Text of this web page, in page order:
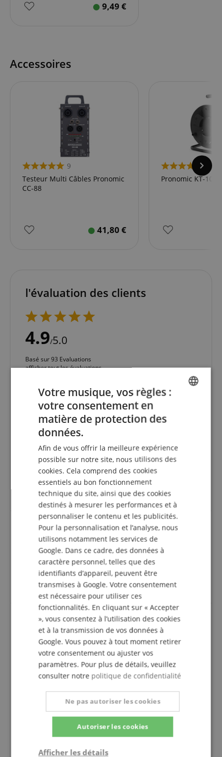
9,49 €
Accessoires
9
Testeur Multi Câbles Pronomic
CC-88
41,80 €
11
Pronomic KT-100
l'évaluation des clients
4.9/5.0
Basé sur 93 Evaluations
afficher tout les évaluations
5 Etoiles
85
4 Etoiles
5
3 Etoiles
2
2 Etoiles
1
1 Etoile
Une vérification des évaluations a eu lieu comme
suit : Seuls les clients qui sont inscrits dans notre
boutique en ligne et qui ont effectivement acheté
le produit chez nous peuvent donner une
évaluation de l'article dans leur compte client.
Benoistle 08.08.2026
achat vérifié
Excellent cordon XLR. Très bon rapport qualité prix.
Parfait
Top Câble !
Corbinle 09.02.2026
Cette revue a été traduite automatiquement. Langue originale
achat vérifié
Un câble haut de gamme ! La finition et la qualité sont
vraiment excellentes : des connecteurs propres et
solides, bien assemblés, rien ne semble bon marché
ou instable. Les connecteurs XLR sont bien fixés,
s'enclenchent proprement et peuvent néanmoins être
déconnectés sans problème. Le blindage semble
également très solide : je n'ai constaté aucun
FRENCH
SPANISH
Votre musique, vos règles :
votre consentement en
matière de protection des
données.
Afin de vous offrir la meilleure expérience
possible sur notre site, nous utilisons des
cookies. Cela comprend des cookies
essentiels au bon fonctionnement
technique du site, ainsi que des cookies
destinés à mesurer les performances et à
personnaliser le contenu et les publicités.
Pour la personnalisation et l’analyse, nous
utilisons notamment les services de
Google. Dans ce cadre, des données à
caractère personnel, telles que des
identifiants d’appareil, peuvent être
transmises à Google. Votre consentement
est nécessaire pour utiliser ces
fonctionnalités. En cliquant sur « Accepter
», vous consentez à l’utilisation des cookies
et à la transmission de vos données à
Google. Vous pouvez à tout moment retirer
votre consentement ou ajuster vos
paramètres. Pour plus de détails, veuillez
consulter notre politique de confidentialité
Autoriser les cookies
Ne pas autoriser les cookies
Afficher les détails